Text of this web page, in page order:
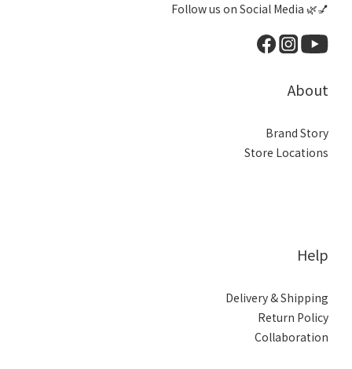
Follow us on Social Media 🌿💅
About
Brand Story
Store Locations
Help
Delivery & Shipping
Return Policy
Collaboration